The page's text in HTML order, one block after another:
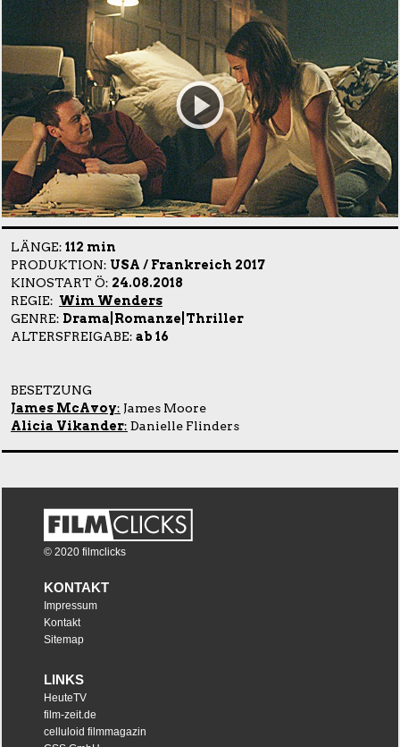
LÄNGE: 112 min
PRODUKTION: USA / Frankreich 2017
KINOSTART Ö: 24.08.2018
REGIE: Wim Wenders
GENRE: Drama|Romanze|Thriller
ALTERSFREIGABE: ab 16
BESETZUNG
James McAvoy: James Moore
Alicia Vikander: Danielle Flinders
© 2020 filmclicks
KONTAKT
Impressum
Kontakt
Sitemap
LINKS
HeuteTV
film-zeit.de
celluloid filmmagazin